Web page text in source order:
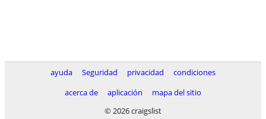
ayuda Seguridad privacidad
condiciones
acerca de
aplicación
mapa del sitio
© 2026 craigslist